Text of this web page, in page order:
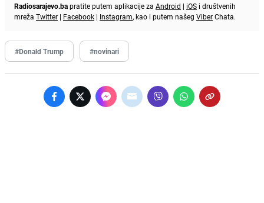
Radiosarajevo.bapratite putem aplikacije za Android | iOS i društvenih
mreža Twitter | Facebook | Instagram, kao i putem našeg ViberChata.
#Donald Trump #novinari